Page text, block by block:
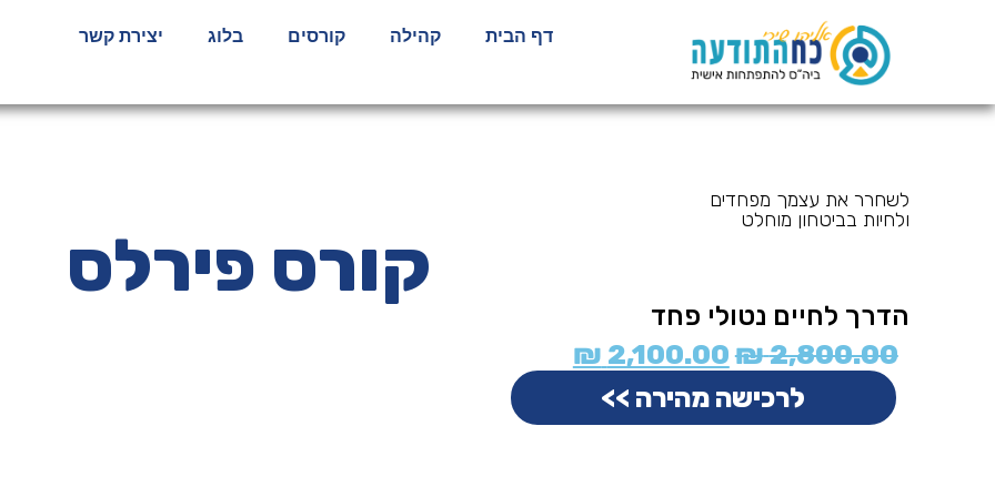
דף הבית קהילה קורסים בלוג יצירת קשר
לשחרר את עצמך מפחדים
ולחיות בביטחון מוחלט
קורס פירלס
הדרך לחיים נטולי פחד
2,800.00
₪
2,100.00
₪
לרכישה מהירה >>